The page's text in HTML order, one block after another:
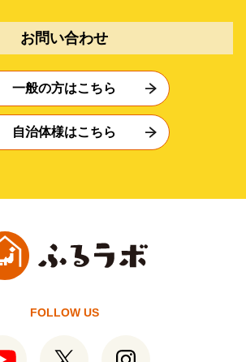
お問い合わせ
一般の方はこちら
自治体様はこちら
FOLLOW US